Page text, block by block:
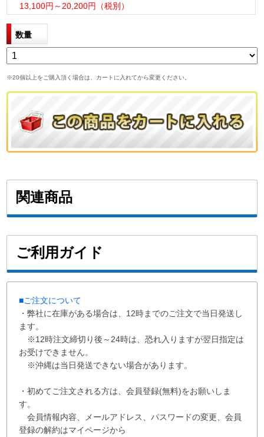
13,100円～20,200円（税別）
数量
※20個以上をご購入頂く場合は、カートに入れてから変更ください。
関連商品
ご利用ガイド
■ご注文について
・弊社に在庫がある場合は、12時までのご注文で当日発送し
ます。
※12時注文締切り後～24時は、恐れ入りますが翌日指定は
お受けできません。
※沖縄は当日発送できない場合があります。
・初めてご注文される方は、会員登録(無料)をお願いしま
す。
会員情報内容、メールアドレス、パスワードの変更、会員
登録の解約はマイページから